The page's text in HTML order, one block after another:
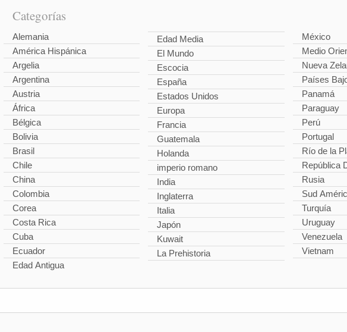
Categorías
Alemania
América Hispánica
Argelia
Argentina
Austria
África
Bélgica
Bolivia
Brasil
Chile
China
Colombia
Corea
Costa Rica
Cuba
Ecuador
Edad Antigua
Edad Media
El Mundo
Escocia
España
Estados Unidos
Europa
Francia
Guatemala
Holanda
imperio romano
India
Inglaterra
Italia
Japón
Kuwait
La Prehistoria
México
Medio
Nueva
Países
Panamá
Paraguay
Perú
Portugal
Río de la
República
Rusia
Sud
Turquía
Uruguay
Venezuela
Vietnam